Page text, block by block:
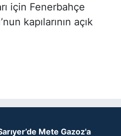
için Fenerbahçe
kapılarının açık
Mete Gazoz'a